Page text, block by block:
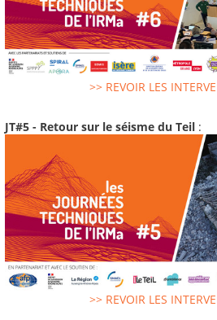
>> REVOIR LES
JT#5 - Retour sur le séisme du Teil :
>> REVOIR LES